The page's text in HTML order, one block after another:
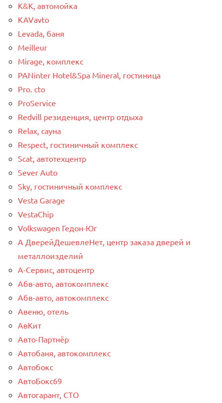
K&K, автомойка
KAVavto
Levada, баня
Meilleur
Mirage, комплекс
PANinter Hotel&Spa Mineral, гостиница
Pro. cto
ProService
Redvill pезиденция, центр отдыха
Relax, сауна
Respect, гостиничный комплекс
Scat, автотехцентр
Sever Auto
Sky, гостиничный комплекс
Vesta Garage
VestaChip
Volkswagen Гедон-Юг
А ДверейДешевлеНет, центр заказа дверей и
металлоизделий
А-Сервис, автоцентр
Абв-авто, автокомплекс
Абв-авто, автокомплекс
Авеню, отель
АвКит
Авто-Партнёр
Автобаня, автокомплекс
Автобокс
АвтоБокс69
Автогарант, СТО